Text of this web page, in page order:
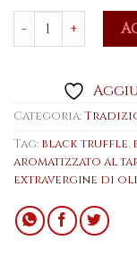
Condimento
Categoria:
Tag: black truffle,
aromatizzato al
extravergine di